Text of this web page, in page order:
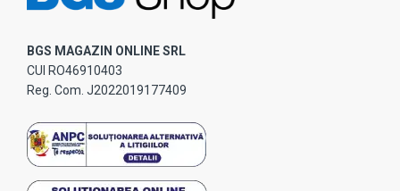
BGS MAGAZIN ONLINE SRL
CUI RO46910403
Reg. Com. J2022019177409